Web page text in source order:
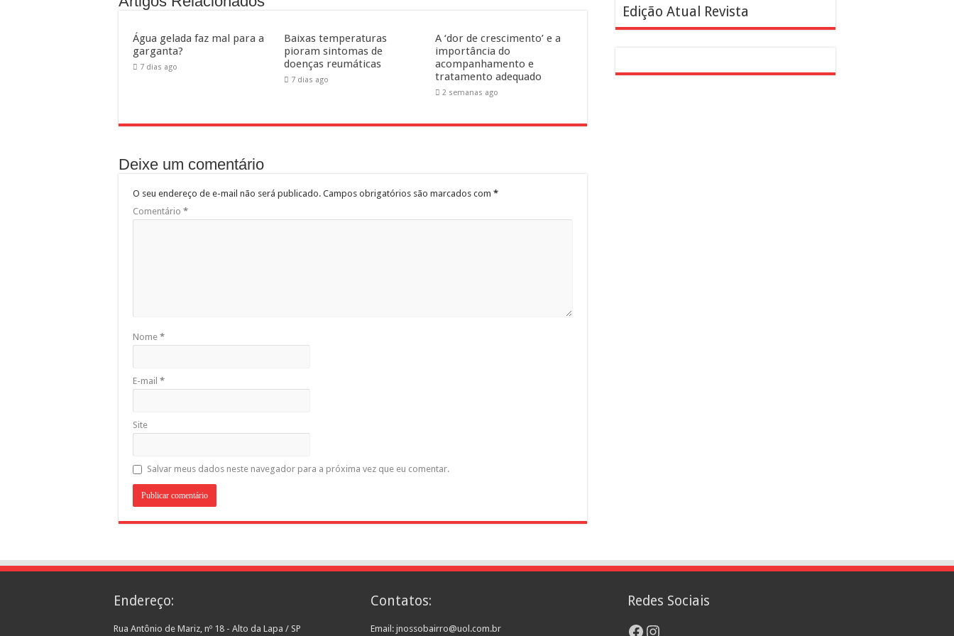
Água gelada faz mal para a
garganta?
7 dias ago
Baixas temperaturas
pioram sintomas de
doenças reumáticas
7 dias ago
A ‘dor de crescimento’ e a
importância do
acompanhamento e
tratamento adequado
2 semanas ago
Deixe um comentário
O seu endereço de e-mail não será publicado. Campos obrigatórios são marcados com *
Comentário *
Nome *
E-mail *
Site
Salvar meus dados neste navegador para a próxima vez que eu comentar.
Edição Atual Revista
Endereço:
Rua Antônio de Mariz, nº 18 - Alto da Lapa / SP
Contatos:
Email: jnossobairro@uol.com.br
Redes Sociais
Facebook
Instagram